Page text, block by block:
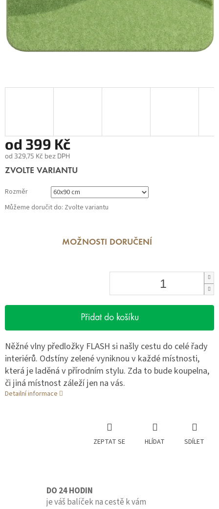
od 399 Kč
od 329,75 Kč bez DPH
Měrná
ZVOLTE VARIANTU
Rozměr
Můžeme doručit do: Zvolte variantu
MOŽNOSTI DORUČENÍ
Přidat do košíku
Něžné vlny předložky FLASH si našly cestu do celé řady
interiérů. Odstíny zelené vyniknou v každé místnosti,
která je laděná v přírodním stylu. Zda to bude koupelna,
či jiná místnost záleží jen na vás.
Detailní informace
ZEPTAT SE HLÍDAT SDÍLET
DO 24 HODIN
je váš balíček na cestě k vám